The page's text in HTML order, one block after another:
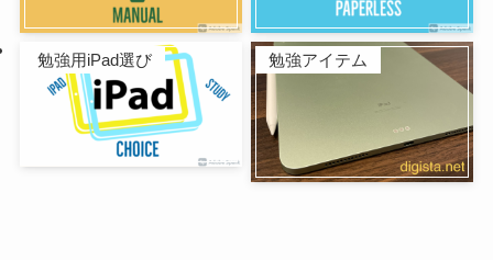
勉強用iPad選び 勉強アイテム